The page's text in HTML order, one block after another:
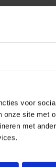
voor
onze site met
met